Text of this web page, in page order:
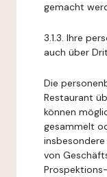
gemacht
3.1.3. Ihre
auch über
Die
Restaurant
können
gesammelt
von